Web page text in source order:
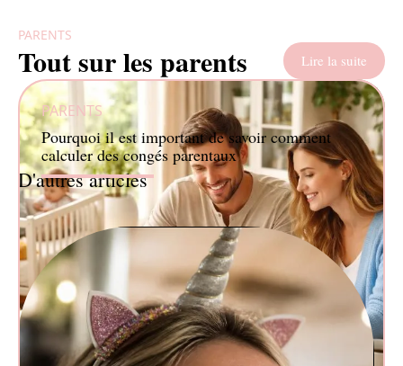
PARENTS
Tout sur les parents Lire la suite
PARENTS
Pourquoi il est important de savoir comment
calculer des congés parentaux
D'autres articles